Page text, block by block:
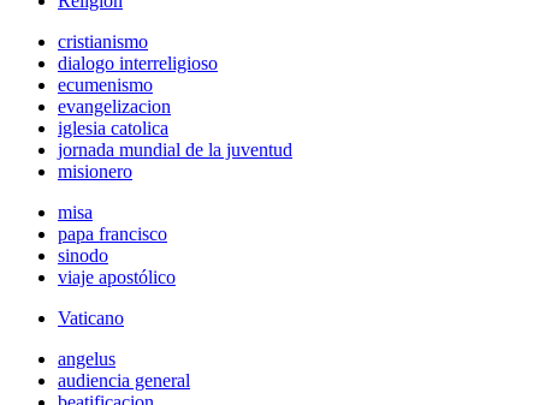
cristianismo
dialogo interreligioso
ecumenismo
evangelizacion
iglesia catolica
jornada mundial de la juventud
misionero
misa
papa francisco
sinodo
viaje apostólico
Vaticano
angelus
audiencia general